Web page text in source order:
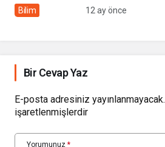
Korunmasında Sivil
Bilim 12 ay önce
Bir Cevap Yaz
E-posta adresiniz yayınlanmayacak.
işaretlenmişlerdir
Yorumunuz *